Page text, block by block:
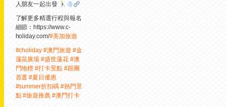
人朋友一起出發
了解更多精選行程與報名
細節：https://www.c-
holiday.com/#美加旅遊
#choliday #澳門旅遊 #金
蓮花廣場 #盛世蓮花 #澳
門地標 #打卡景點 #跟團
首選 #夏日優惠
#summer折扣碼 #熱門景
點 #旅遊推薦 #澳門打卡